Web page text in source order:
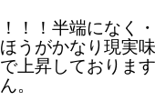
！！半端になく
うがかなり現実
上昇しておりま
。